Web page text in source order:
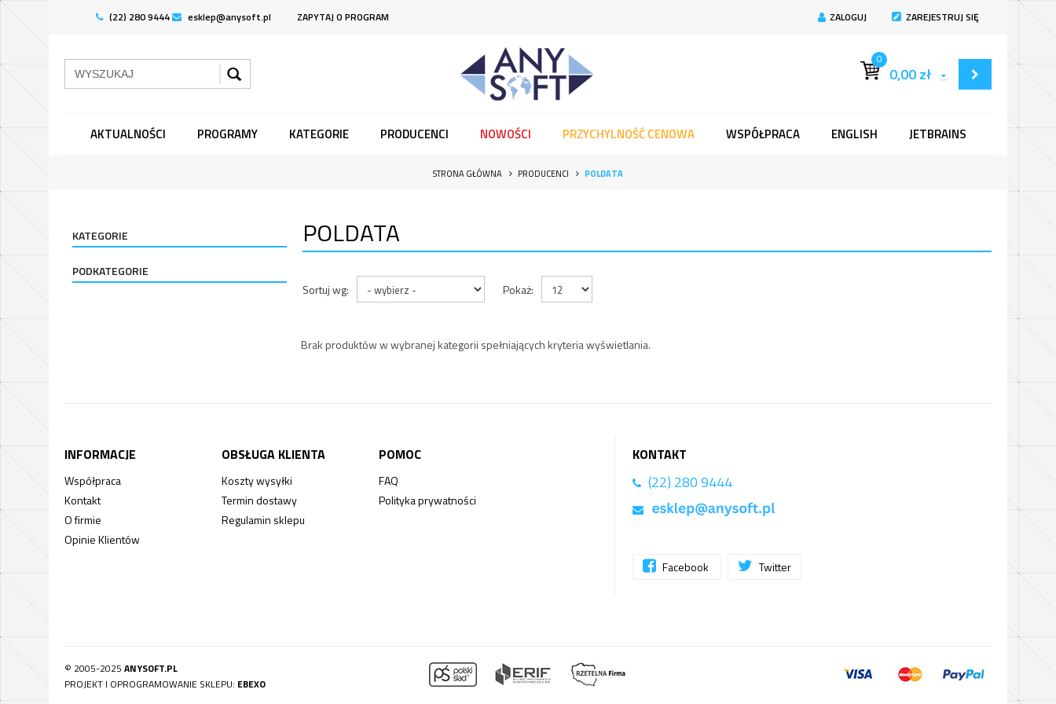
(22) 280 9444 esklep@anysoft.pl ZAPYTAJ O PROGRAM ZALOGUJ ZAREJESTRUJ SIĘ
0
0,00zł
AKTUALNOŚCI PROGRAMY KATEGORIE PRODUCENCI NOWOŚCI PRZYCHYLNOŚĆ CENOWA WSPÓŁPRACA ENGLISH JETBRAINS
STRONA GŁÓWNA PRODUCENCI POLDATA
KATEGORIE
PODKATEGORIE
POLDATA
Sortuj wg: Pokaż:
Brak produktów w wybranej kategorii spełniających kryteria wyświetlania.
INFORMACJE
Współpraca
Kontakt
O firmie
Opinie Klientów
OBSŁUGA KLIENTA
Koszty wysyłki
Termin dostawy
Regulamin sklepu
POMOC
FAQ
Polityka prywatności
KONTAKT
(22) 280 9444
Facebook Twitter
© 2005-2025 ANYSOFT.PL
PROJEKT I OPROGRAMOWANIE SKLEPU: EBEXO